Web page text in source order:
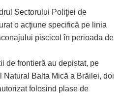
Sectorului Poliţiei de
o acţiune specifică pe linia
piscicol în perioada de
de frontieră au depistat, pe
Natural Balta Mică a Brăilei, doi
folosind plase de